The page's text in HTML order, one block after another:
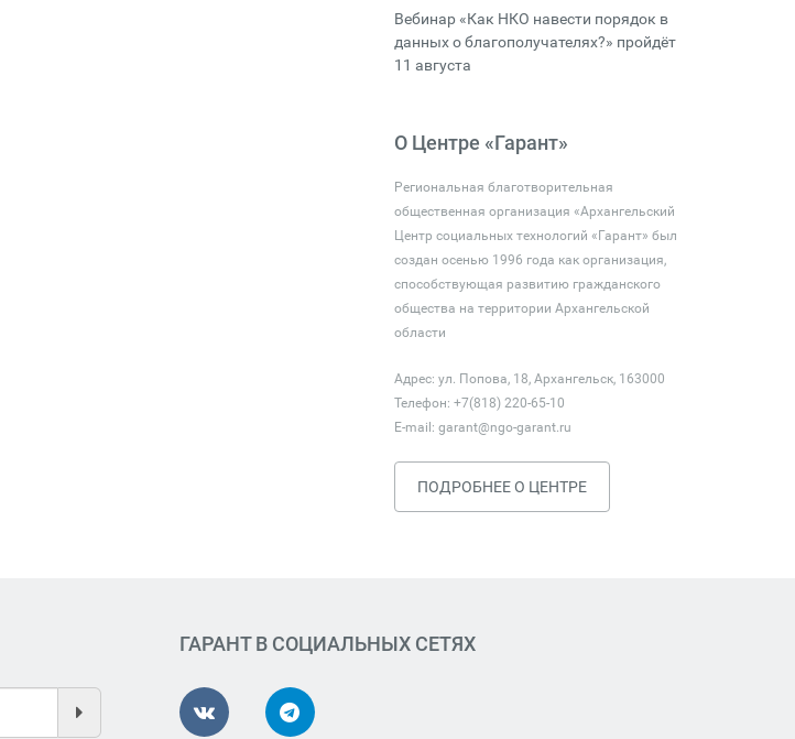
Вебинар «Как НКО навести порядок в
данных о благополучателях?» пройдёт
11 августа
О Центре «Гарант»
Региональная благотворительная
общественная организация «Архангельский
Центр социальных технологий «Гарант» был
создан осенью 1996 года как организация,
способствующая развитию гражданского
общества на территории Архангельской
области
Адрес: ул. Попова, 18, Архангельск, 163000
Телефон: +7(818) 220-65-10
E-mail: garant@ngo-garant.ru
ПОДРОБНЕЕ О ЦЕНТРЕ
ГАРАНТ В СОЦИАЛЬНЫХ СЕТЯХ